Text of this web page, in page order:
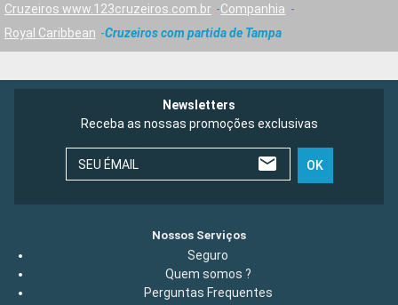
Cruzeiros www.123cruzeiros.com.br
Companhia
Royal Caribbean
Cruzeiros com partida de Tampa
Newsletters
Receba as nossas promoções exclusivas
SEU ÉMAIL OK
Nossos Serviços
Seguro
Quem somos ?
Perguntas Frequentes